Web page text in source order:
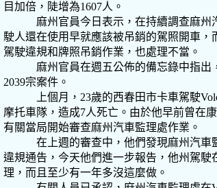
目加倍，陡增為1607人。
麻州官員今日表示，在持續調查麻
駛人還在使用早就應該被吊銷的駕照開車
駕駛違規和牌照吊銷作業，也處理不當。
麻州官員在週五公佈的備忘錄中指出
2039宗案件。
上個月， 23歲的西春田市卡車駕駛
摩托車隊，造成7人死亡。由於他早前曾在
有關當局開始審查麻州汽車監理處作業。
在上週的審查中，他們發現麻州汽
違規通告，今天他們進一步報告，他州駕
理，而且至少有一年多沒這麼做。